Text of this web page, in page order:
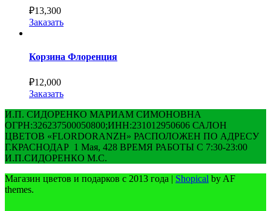
₽13,300
Заказать
Корзина Флоренция
₽12,000
Заказать
И.П. СИДОРЕНКО МАРИАМ СИМОНОВНА
ОГРН:326237500050800;ИНН:231012950606 САЛОН
ЦВЕТОВ «FLORDORANZH» РАСПОЛОЖЕН ПО АДРЕСУ
Г.КРАСНОДАР 1 Мая, 428 ВРЕМЯ РАБОТЫ С 7:30-23:00
И.П.СИДОРЕНКО М.С.
Магазин цветов и подарков с 2013 года | Shopical by AF
themes.